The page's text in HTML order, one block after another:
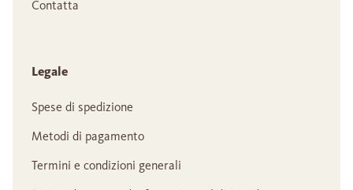
Contatta
Legale
Spese di spedizione
Metodi di pagamento
Termini e condizioni generali